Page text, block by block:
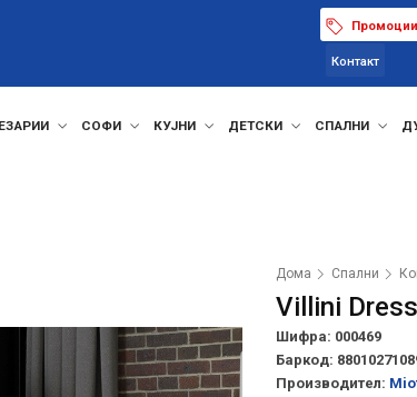
Промоции
Контакт
СОФИ КУЈНИ ДЕТСКИ СПАЛНИ
Дома Спални
Villini
Шифра: 000469
Баркод:
Производител: